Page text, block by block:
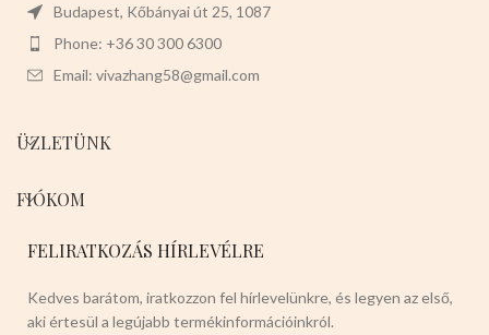
Budapest, Kőbányai út 25, 1087
Phone: +36 30 300 6300
Email: vivazhang58@gmail.com
ÜZLETÜNK
FIÓKOM
FELIRATKOZÁS HÍRLEVÉLRE
Kedves barátom, iratkozzon fel hírlevelünkre, és legyen az első,
aki értesül a legújabb termékinformációinkról.